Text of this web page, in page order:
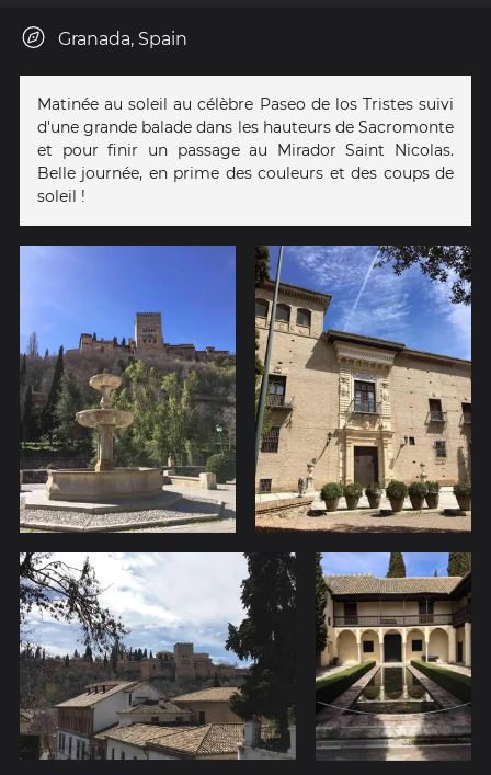
Granada, Spain
Matinée au soleil au célèbre Paseo de los Tristes suivi
d'une grande balade dans les hauteurs de Sacromonte
et pour finir un passage au Mirador Saint Nicolas.
Belle journée, en prime des couleurs et des coups de
soleil !